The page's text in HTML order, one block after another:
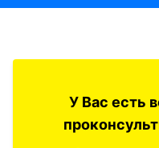
У Вас есть